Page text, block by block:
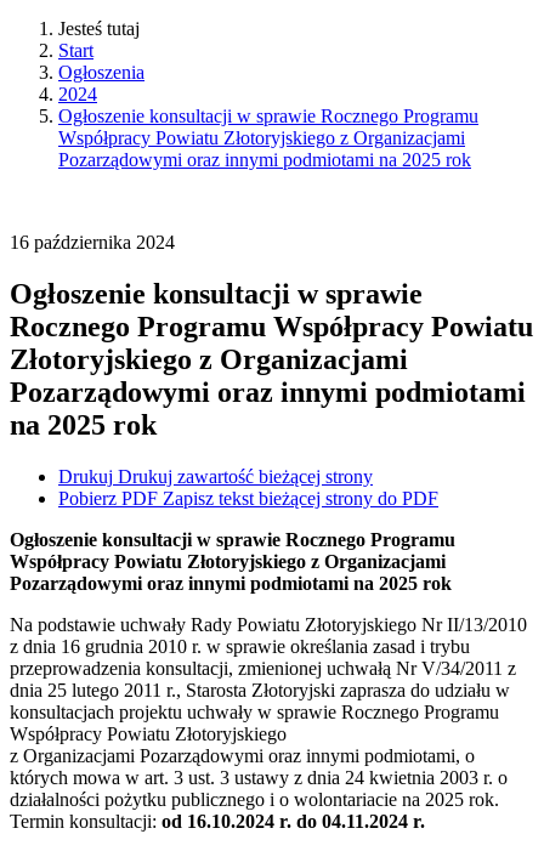
Jesteś tutaj
Start
Ogłoszenia
2024
Ogłoszenie konsultacji w sprawie Rocznego Programu
Współpracy Powiatu Złotoryjskiego z Organizacjami
Pozarządowymi oraz innymi podmiotami na 2025 rok
16 października 2024
Ogłoszenie konsultacji w sprawie
Rocznego Programu Współpracy Powiatu
Złotoryjskiego z Organizacjami
Pozarządowymi oraz innymi podmiotami
na 2025 rok
Drukuj Drukuj zawartość bieżącej strony
Pobierz PDF Zapisz tekst bieżącej strony do PDF
Ogłoszenie konsultacji w sprawie Rocznego Programu
Współpracy Powiatu Złotoryjskiego z Organizacjami
Pozarządowymi oraz innymi podmiotami na 2025 rok
Na podstawie uchwały Rady Powiatu Złotoryjskiego Nr II/13/2010
z dnia 16 grudnia 2010 r. w sprawie określania zasad i trybu
przeprowadzenia konsultacji, zmienionej uchwałą Nr V/34/2011 z
dnia 25 lutego 2011 r., Starosta Złotoryjski zaprasza do udziału w
konsultacjach projektu uchwały w sprawie Rocznego Programu
Współpracy Powiatu Złotoryjskiego
z Organizacjami Pozarządowymi oraz innymi podmiotami, o
których mowa w art. 3 ust. 3 ustawy z dnia 24 kwietnia 2003 r. o
działalności pożytku publicznego i o wolontariacie na 2025 rok.
Termin konsultacji: od 16.10.2024 r. do 04.11.2024 r.